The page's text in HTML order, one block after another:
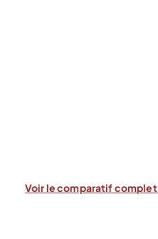
Voir le comparatif complet